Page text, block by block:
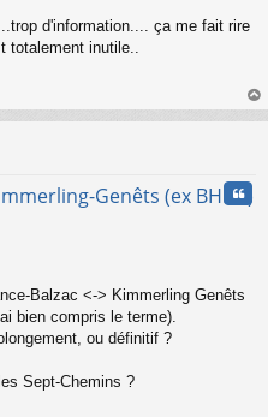
d'information.... ça me fait rire
inutile..
au
Genêts (ex BHNS)
Balzac <-> Kimmerling Genêts
bien compris le terme).
ou définitif ?
Sept-Chemins ?